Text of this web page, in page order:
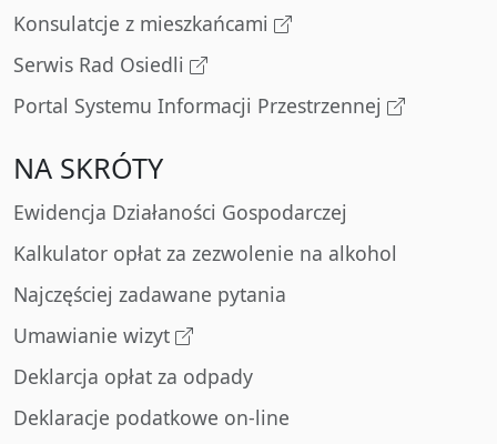
Konsulatcje z mieszkańcami
Serwis Rad Osiedli
Portal Systemu Informacji Przestrzennej
NA SKRÓTY
Ewidencja Działaności Gospodarczej
Kalkulator opłat za zezwolenie na alkohol
Najczęściej zadawane pytania
Umawianie wizyt
Deklarcja opłat za odpady
Deklaracje podatkowe on-line